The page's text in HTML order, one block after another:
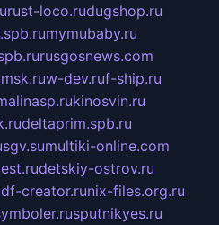
rust-loco.rudugshop.ru
mymubaby.ru
rusgosnews.com
w-dev.ruf-ship.ru
kinosvin.ru
deltaprim.spb.ru
sgv.sumultiki-online.com
detskiy-ostrov.ru
creator.runix-files.org.ru
sputnikyes.ru